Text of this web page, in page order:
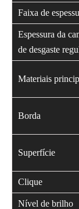
Faixa de
Espessura da
de desgaste
Materiais
Borda
Superfície
Clique
Nível de brilho